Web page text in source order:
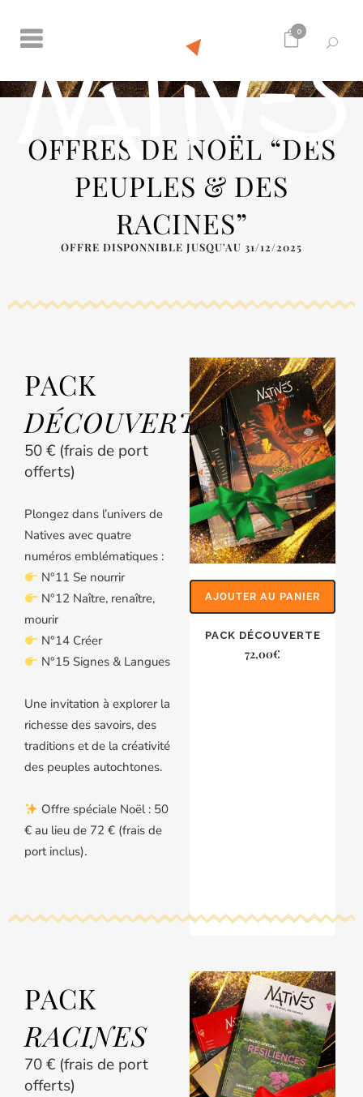
0
OFFRES DE NOËL “DES
PEUPLES & DES
RACINES”
OFFRE DISPONNIBLE JUSQU'AU 31/12/2025
PACK
DÉCOUVERTE
50 € (frais de port
offerts)
Plongez dans l’univers de
Natives avec quatre
numéros emblématiques :
N°11 Se nourrir
N°12 Naître, renaître,
mourir
N°14 Créer
N°15 Signes & Langues
Une invitation à explorer la
richesse des savoirs, des
traditions et de la créativité
des peuples autochtones.
Offre spéciale Noël : 50
€ au lieu de 72 € (frais de
port inclus).
AJOUTER AU PANIER
PACK DÉCOUVERTE
72,00€
PACK
RACINES
70 € (frais de port
offerts)